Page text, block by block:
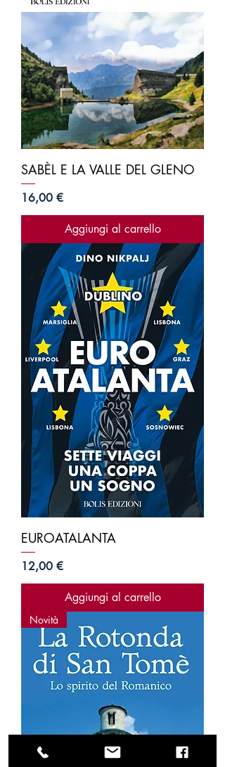
SABÈL E LA VALLE DEL GLENO
Prezzo
16,00 €
Aggiungi al carrello
EUROATALANTA
Prezzo
12,00 €
Aggiungi al carrello
Novità